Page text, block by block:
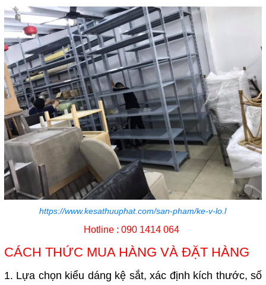
https://www.kesathuuphat.com/san-pham/ke-v-lo.l
Hotline : 090 1414 064
CÁCH THỨC MUA HÀNG VÀ ĐẶT HÀNG
1. Lựa chọn kiểu dáng kệ sắt, xác định kích thước, số